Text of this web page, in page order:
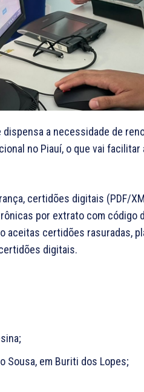
a necessidade de
no Piauí, o que vai facilitar
certidões digitais (PDF/
por extrato com código
aceitas certidões rasuradas,
digitais.
Sousa, em Buriti dos Lopes;